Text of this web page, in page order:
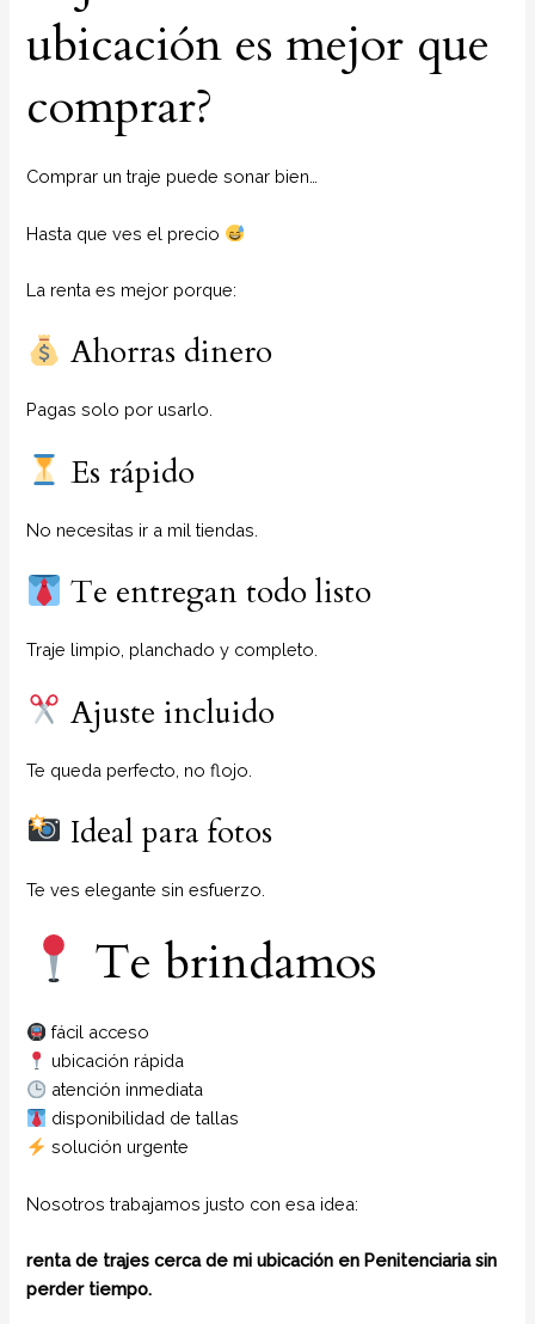
ubicación es mejor que
comprar?
Comprar un traje puede sonar bien…
Hasta que ves el precio
La renta es mejor porque:
Ahorras dinero
Pagas solo por usarlo.
Es rápido
No necesitas ir a mil tiendas.
Te entregan todo listo
Traje limpio, planchado y completo.
Ajuste incluido
Te queda perfecto, no flojo.
Ideal para fotos
Te ves elegante sin esfuerzo.
Te brindamos
fácil acceso
ubicación rápida
atención inmediata
disponibilidad de tallas
solución urgente
Nosotros trabajamos justo con esa idea:
renta de trajes cerca de mi ubicación en Penitenciaria sin
perder tiempo.